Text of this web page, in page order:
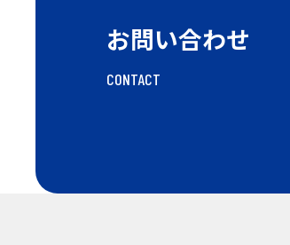
お問い合わせ
CONTACT